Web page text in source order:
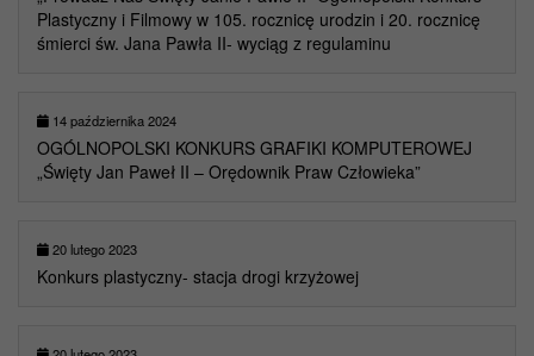
Plastyczny i Filmowy w 105. rocznicę urodzin i 20. rocznicę
śmierci św. Jana Pawła II- wyciąg z regulaminu
14 października 2024
OGÓLNOPOLSKI KONKURS GRAFIKI KOMPUTEROWEJ
„Święty Jan Paweł II – Orędownik Praw Człowieka”
20 lutego 2023
Konkurs plastyczny- stacja drogi krzyżowej